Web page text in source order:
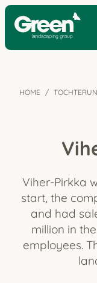
HOME
Viher-Pirkka
start, the
and had
million in
employees.